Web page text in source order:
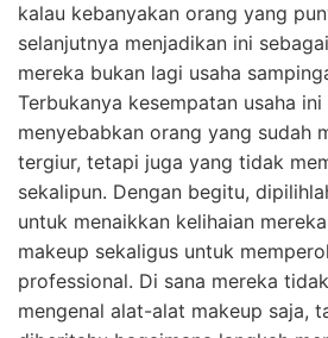
kalau kebanyakan orang yang
selanjutnya menjadikan ini
mereka bukan lagi usaha
Terbukanya kesempatan usaha
menyebabkan orang yang sudah
tergiur, tetapi juga yang tidak
sekalipun. Dengan begitu,
untuk menaikkan kelihaian
makeup sekaligus untuk
professional. Di sana mereka
mengenal alat-alat makeup saja,